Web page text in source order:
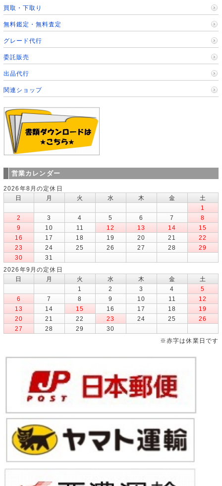
買取・下取り
無料鑑定・無料査定
グレード代行
委託販売
出品代行
関連ショップ
営業カレンダー
2026年8月の定休日
日
月 火 水 木 金
土
1
2
3 4 5 6 7
8
9
10 11 12 13 14
15
16
17 18 19 20 21
22
23
24 25 26 27 28
29
30
31
2026年9月の定休日
日
月 火 水 木 金
土
1
2 3 4
5
6
7 8 9 10 11
12
13
14 15 16 17 18
19
20
21 22 23 24 25
26
27
28 29
30
※赤字は休業日です